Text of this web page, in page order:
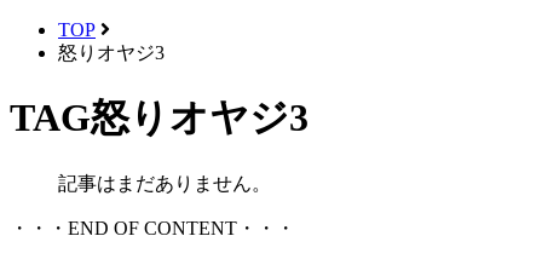
TOP
怒りオヤジ3
TAG怒りオヤジ3
記事はまだありません。
・・・END OF CONTENT・・・